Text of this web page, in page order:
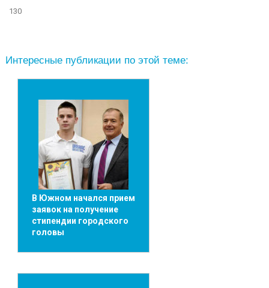
130
Интересные публикации по этой теме:
В Южном начался прием
заявок на получение
стипендии городского
головы